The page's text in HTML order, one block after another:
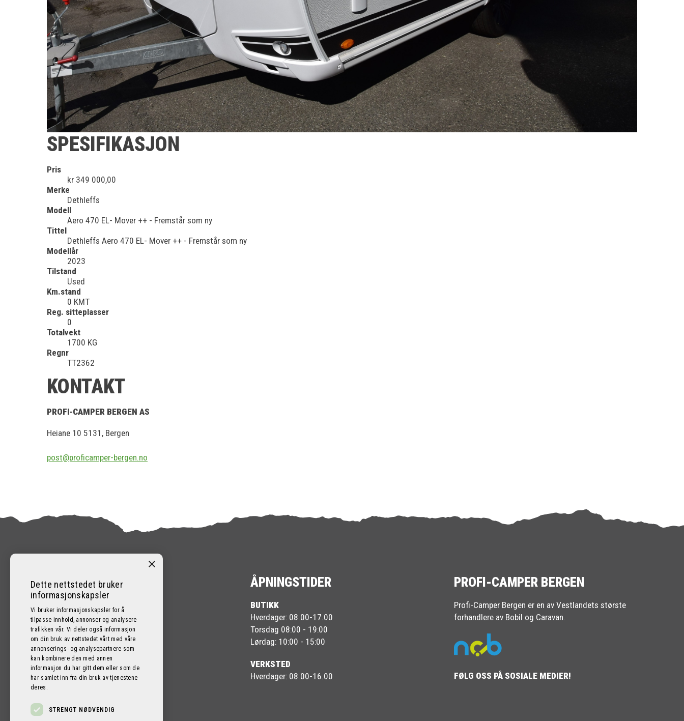
SPESIFIKASJON
Pris
kr 349 000,00
Merke
Dethleffs
Modell
Aero 470 EL- Mover ++ - Fremstår som ny
Tittel
Dethleffs Aero 470 EL- Mover ++ - Fremstår som ny
Modellår
2023
Tilstand
Used
Km.stand
0 KMT
Reg. sitteplasser
0
Totalvekt
1700 KG
Regnr
TT2362
KONTAKT
PROFI-CAMPER BERGEN AS
Heiane 10 5131, Bergen
post@proficamper-bergen.no
KONTAKT
post@proficamper-bergen.no
Nordre Brurås 10, 5131 NYBORG
ÅPNINGSTIDER
BUTIKK
Hverdager: 08.00-17.00
Torsdag 08:00 - 19:00
Lørdag: 10:00 - 15:00
VERKSTED
Hverdager: 08.00-16.00
PROFI-CAMPER BERGEN
Profi-Camper Bergen er en av Vestlandets største
forhandlere av Bobil og Caravan.
FØLG OSS PÅ SOSIALE MEDIER!
×
Dette nettstedet bruker
informasjonskapsler
Vi bruker informasjonskapsler for å
tilpasse innhold, annonser og analysere
trafikken vår. Vi deler også informasjon
om din bruk av nettstedet vårt med våre
annonserings- og analysepartnere som
kan kombinere den med annen
informasjon du har gitt dem eller som de
har samlet inn fra din bruk av tjenestene
deres.
STRENGT NØDVENDIG